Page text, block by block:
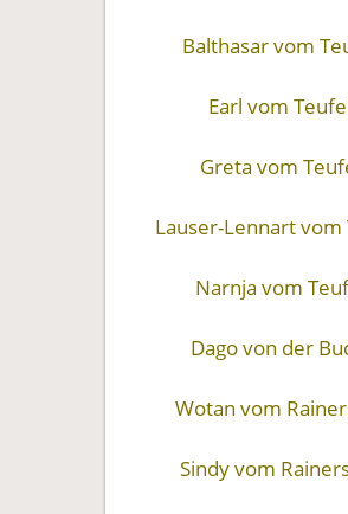
Balthasar vom
Earl vom
Greta vom
Lauser-Lennart
Narnja vom
Dago von der
Wotan vom
Sindy vom